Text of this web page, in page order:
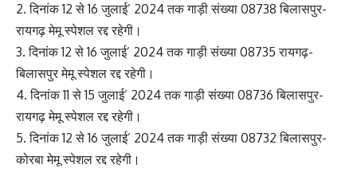
2. दिनांक 12 से 16 जुलाई’ 2024 तक गाड़ी संख्या 08738 बिलासपुर-
रायगढ़ मेमू स्पेशल रद्द रहेगी।
3. दिनांक 12 से 16 जुलाई’ 2024 तक गाड़ी संख्या 08735 रायगढ़-
बिलासपुर मेमू स्पेशल रद्द रहेगी।
4. दिनांक 11 से 15 जुलाई’ 2024 तक गाड़ी संख्या 08736 बिलासपुर-
रायगढ़ मेमू स्पेशल रद्द रहेगी।
5. दिनांक 12 से 16 जुलाई’ 2024 तक गाड़ी संख्या 08732 बिलासपुर-
कोरबा मेमू स्पेशल रद्द रहेगी।